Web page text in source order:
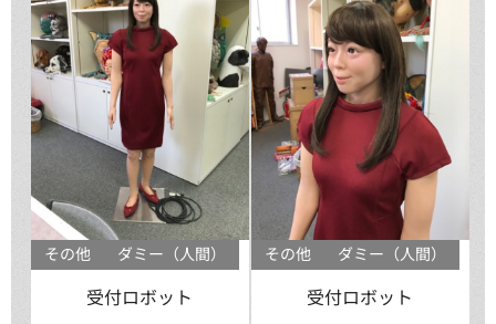
その他 ダミー（人間）
受付ロボット
その他 ダミー（人間）
受付ロボット